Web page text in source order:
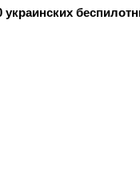
украинских